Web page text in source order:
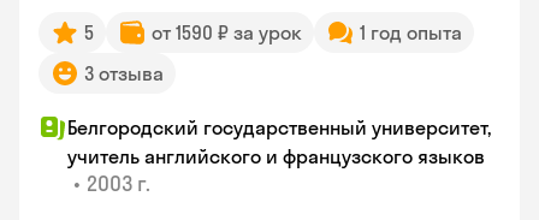
5 от 1590 ₽ за урок
1 год опыта
3 отзыва
Белгородский государственный университет,
учитель английского и французского языков
• 2003 г.